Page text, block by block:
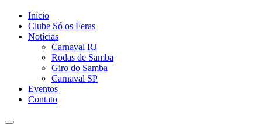
Início
Clube Só os Feras
Notícias
Carnaval RJ
Rodas de Samba
Giro do Samba
Carnaval SP
Eventos
Contato